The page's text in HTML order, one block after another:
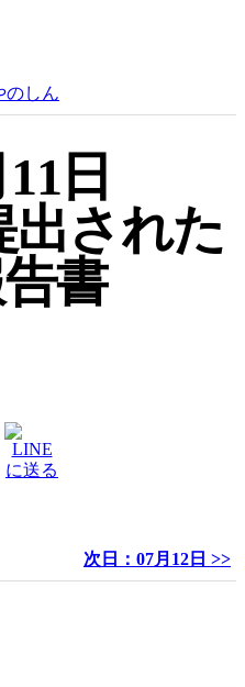
のしん
日
出された
書
次日：07月12日 >>